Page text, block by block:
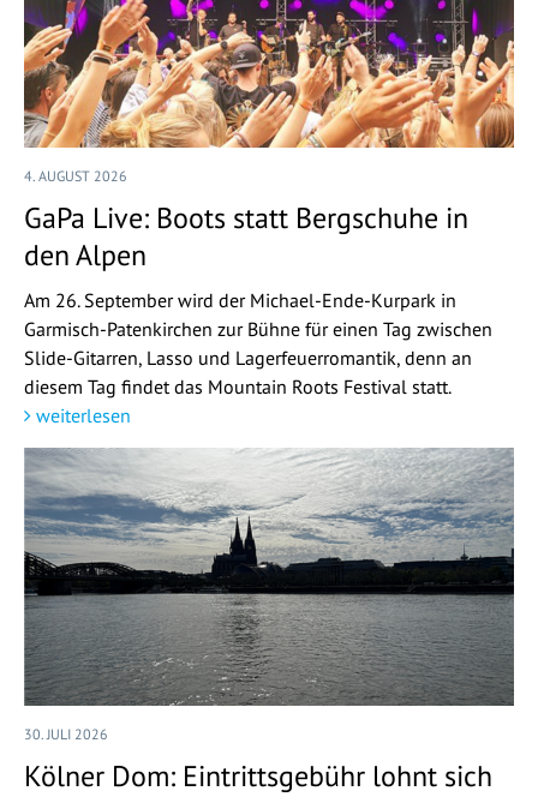
4. AUGUST 2026
GaPa Live: Boots statt Bergschuhe in
den Alpen
Am 26. September wird der Michael-Ende-Kurpark in
Garmisch-Patenkirchen zur Bühne für einen Tag zwischen
Slide-Gitarren, Lasso und Lagerfeuerromantik, denn an
diesem Tag findet das Mountain Roots Festival statt.
weiterlesen
30. JULI 2026
Kölner Dom: Eintrittsgebühr lohnt sich